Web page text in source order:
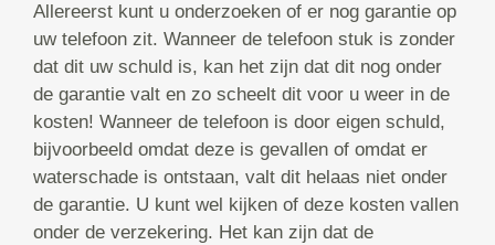
Allereerst kunt u onderzoeken of er nog garantie op
uw telefoon zit. Wanneer de telefoon stuk is zonder
dat dit uw schuld is, kan het zijn dat dit nog onder
de garantie valt en zo scheelt dit voor u weer in de
kosten! Wanneer de telefoon is door eigen schuld,
bijvoorbeeld omdat deze is gevallen of omdat er
waterschade is ontstaan, valt dit helaas niet onder
de garantie. U kunt wel kijken of deze kosten vallen
onder de verzekering. Het kan zijn dat de